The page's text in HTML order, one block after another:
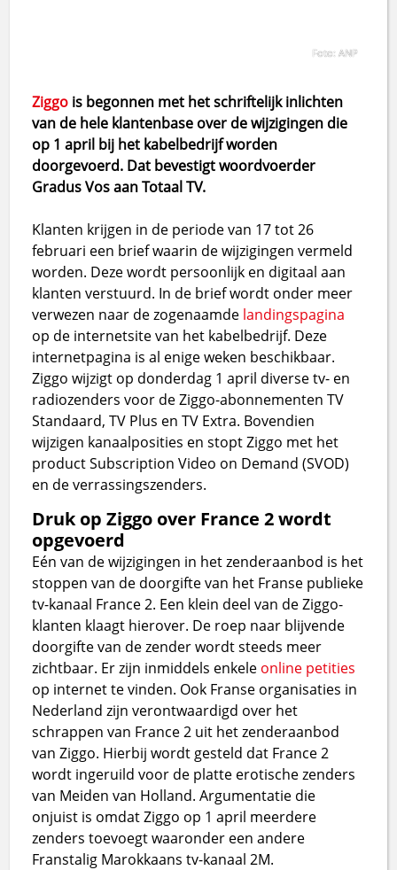
Foto: ANP
Ziggo is begonnen met het schriftelijk inlichten
van de hele klantenbase over de wijzigingen die
op 1 april bij het kabelbedrijf worden
doorgevoerd. Dat bevestigt woordvoerder
Gradus Vos aan Totaal TV.
Klanten krijgen in de periode van 17 tot 26
februari een brief waarin de wijzigingen vermeld
worden. Deze wordt persoonlijk en digitaal aan
klanten verstuurd. In de brief wordt onder meer
verwezen naar de zogenaamde landingspagina
op de internetsite van het kabelbedrijf. Deze
internetpagina is al enige weken beschikbaar.
Ziggo wijzigt op donderdag 1 april diverse tv- en
radiozenders voor de Ziggo-abonnementen TV
Standaard, TV Plus en TV Extra. Bovendien
wijzigen kanaalposities en stopt Ziggo met het
product Subscription Video on Demand (SVOD)
en de verrassingszenders.
Druk op Ziggo over France 2 wordt
opgevoerd
Eén van de wijzigingen in het zenderaanbod is het
stoppen van de doorgifte van het Franse publieke
tv-kanaal France 2. Een klein deel van de Ziggo-
klanten klaagt hierover. De roep naar blijvende
doorgifte van de zender wordt steeds meer
zichtbaar. Er zijn inmiddels enkele online petities
op internet te vinden. Ook Franse organisaties in
Nederland zijn verontwaardigd over het
schrappen van France 2 uit het zenderaanbod
van Ziggo. Hierbij wordt gesteld dat France 2
wordt ingeruild voor de platte erotische zenders
van Meiden van Holland. Argumentatie die
onjuist is omdat Ziggo op 1 april meerdere
zenders toevoegt waaronder een andere
Franstalig Marokkaans tv-kanaal 2M.